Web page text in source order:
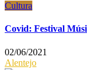
Cultura
Covid: Festival
02/06/2021
Alentejo